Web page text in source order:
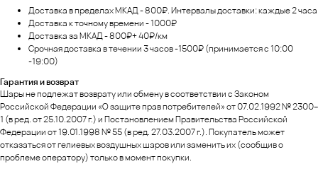
Доставка в пределах МКАД - 800₽. Интервалы доставки: каждые 2 часа
Доставка к точному времени - 1000₽
Доставка за МКАД - 800₽+ 40₽/км
Срочная доставка в течении 3 часов -1500₽ (принимается с 10:00
-19:00)
Гарантия и возврат
Шары не подлежат возврату или обмену в соответствии с Законом
Российской Федерации «О защите прав потребителей» от 07.02.1992 № 2300–
1 (в ред. от 25.10.2007 г.) и Постановлением Правительства Российской
Федерации от 19.01.1998 № 55 (в ред. 27.03.2007 г.). Покупатель может
отказаться от гелиевых воздушных шаров или заменить их (сообщив о
проблеме оператору) только в момент покупки.